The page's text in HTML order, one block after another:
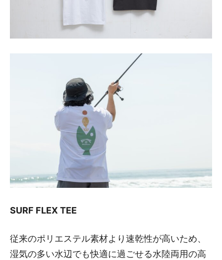
SURF FLEX TEE
従来のポリエステル素材より速乾性が高いため、
湿気の多い水辺でも快適に過ごせる水陸両用の高